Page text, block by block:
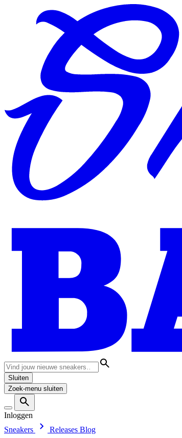
Sluiten
Zoek-menu sluiten
Inloggen
Sneakers
Releases Blog